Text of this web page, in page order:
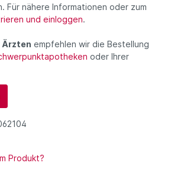
Für nähere Informationen oder zum
und einloggen.
Ärzten empfehlen wir die Bestellung
oder Ihrer
Produkt?